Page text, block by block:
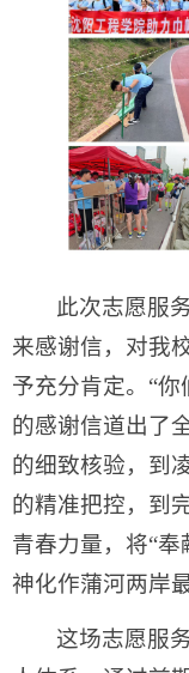
此次志愿服
来感谢信，对我
予充分肯定。“
的感谢信道出了
的细致核验，到
的精准把控，到
青春力量，将“
神化作蒲河两岸
这场志愿服